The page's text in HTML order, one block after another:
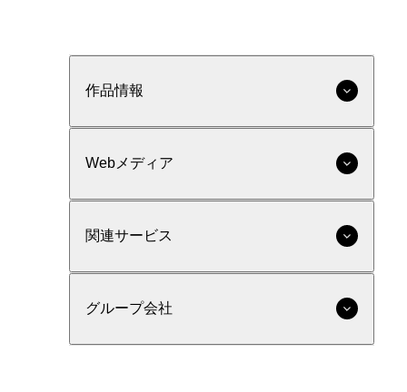
作品情報
Webメディア
関連サービス
グループ会社